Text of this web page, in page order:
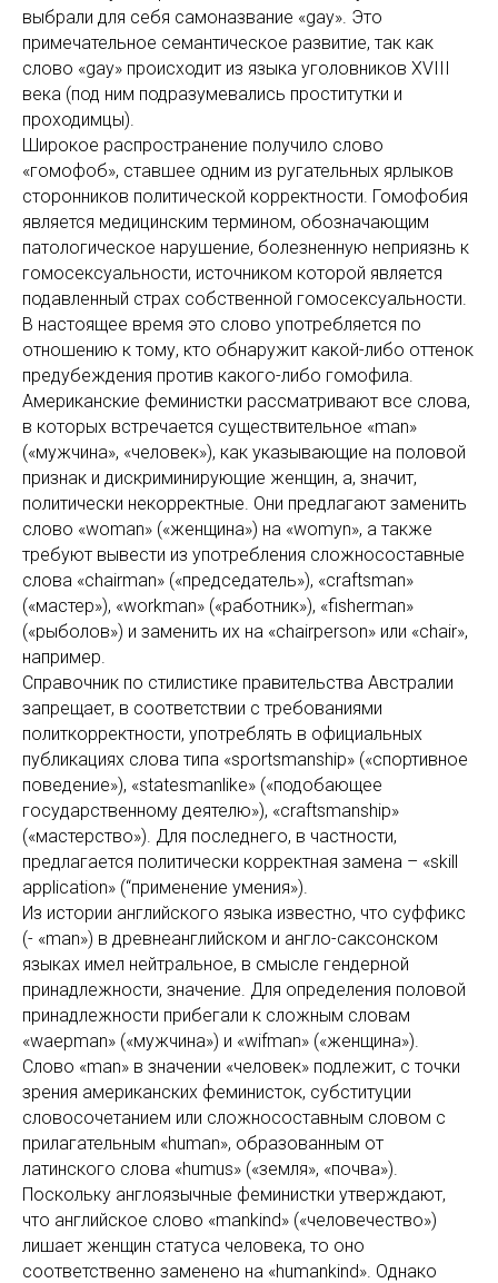
выбрали для себя самоназвание «gay». Это
примечательное семантическое развитие, так как
слово «gay» происходит из языка уголовников XVIII
века (под ним подразумевались проститутки и
проходимцы).
Широкое распространение получило слово
«гомофоб», ставшее одним из ругательных ярлыков
сторонников политической корректности. Гомофобия
является медицинским термином, обозначающим
патологическое нарушение, болезненную неприязнь к
гомосексуальности, источником которой является
подавленный страх собственной гомосексуальности.
В настоящее время это слово употребляется по
отношению к тому, кто обнаружит какой-либо оттенок
предубеждения против какого-либо гомофила.
Американские феминистки рассматривают все слова,
в которых встречается существительное «man»
(«мужчина», «человек»), как указывающие на половой
признак и дискриминирующие женщин, а, значит,
политически некорректные. Они предлагают заменить
слово «woman» («женщина») на «womyn», а также
требуют вывести из употребления сложносоставные
слова «chairman» («председатель»), «craftsman»
(«мастер»), «workman» («работник»), «fisherman»
(«рыболов») и заменить их на «chairperson» или «chair»,
например.
Справочник по стилистике правительства Австралии
запрещает, в соответствии с требованиями
политкорректности, употреблять в официальных
публикациях слова типа «sportsmanship» («спортивное
поведение»), «statesmanlike» («подобающее
государственному деятелю»), «craftsmanship»
(«мастерство»). Для последнего, в частности,
предлагается политически корректная замена – «skill
application» (“применение умения»).
Из истории английского языка известно, что суффикс
(- «man») в древнеанглийском и англо-саксонском
языках имел нейтральное, в смысле гендерной
принадлежности, значение. Для определения половой
принадлежности прибегали к сложным словам
«waepman» («мужчина») и «wifman» («женщина»).
Слово «man» в значении «человек» подлежит, с точки
зрения американских феминисток, субституции
словосочетанием или сложносоставным словом с
прилагательным «human», образованным от
латинского слова «humus» («земля», «почва»).
Поскольку англоязычные феминистки утверждают,
что английское слово «mankind» («человечество»)
лишает женщин статуса человека, то оно
соответственно заменено на «humankind». Однако